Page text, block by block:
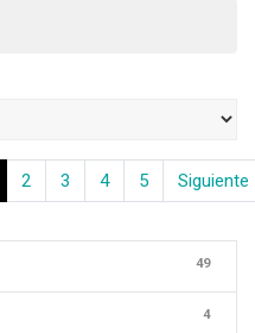
2 3 4 5 Siguiente
49
4